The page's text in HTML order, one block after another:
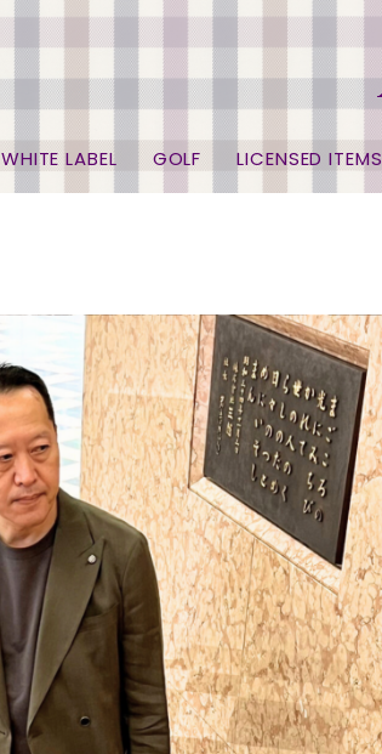
WHITE LABEL GOLF LICENSED ITEMS